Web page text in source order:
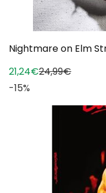
Nightmare on Elm
21,24€24,99€
-15%